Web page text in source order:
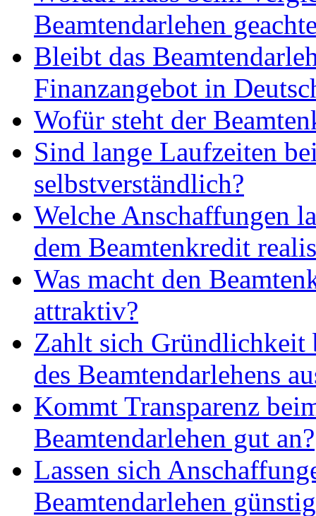
Beamtendarlehen
Bleibt das
Finanzangebot in
Wofür steht der
Sind lange Laufzeiten
selbstverständlich?
Welche Anschaffungen
dem Beamtenkredit
Was macht den
attraktiv?
Zahlt sich Gründlichkeit
des Beamtendarlehens
Kommt Transparenz
Beamtendarlehen gut an?
Lassen sich
Beamtendarlehen